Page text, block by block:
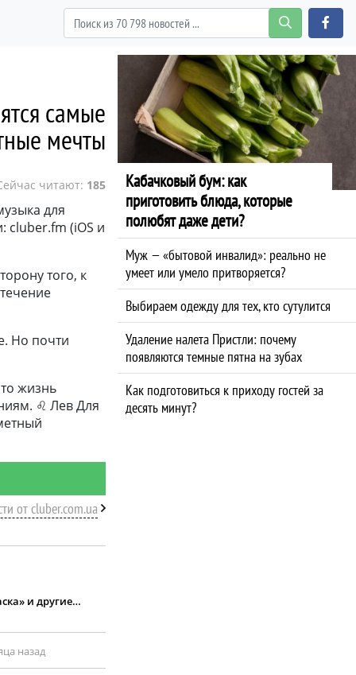
самые
мечты
читают: 185
для
cluber.fm (iOS и
того, к
Но почти
жизнь
♌ Лев Для
от cluber.com.ua
и другие…
назад
Кабачковый бум: как
приготовить блюда, которые
полюбят даже дети?
Муж — «бытовой инвалид»: реально не
умеет или умело притворяется?
Выбираем одежду для тех, кто сутулится
Удаление налета Пристли: почему
появляются темные пятна на зубах
Как подготовиться к приходу гостей за
десять минут?